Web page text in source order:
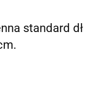
standard dł